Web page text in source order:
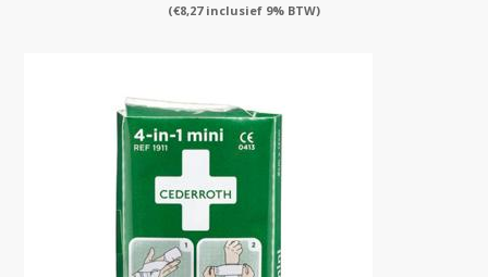
(€8,27inclusief 9% BTW)